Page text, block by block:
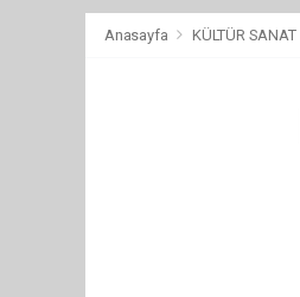
Anasayfa KÜLTÜR SANAT